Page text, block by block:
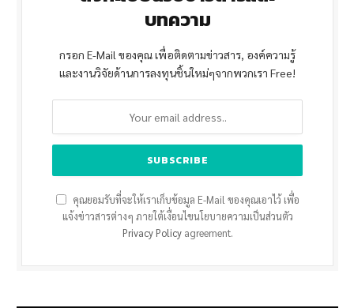
บทความ
กรอก E-Mail ของคุณ เพื่อติดตามข่าวสาร, องค์ความรู้
และงานวิจัยด้านการลงทุนชิ้นใหม่ๆจากพวกเรา Free!
คุณยอมรับที่จะให้เราเก็บข้อมูล E-Mail ของคุณเอาไว้ เพื่อ
แจ้งข่าวสารต่างๆ ภายใต้เงื่อนไขนโยบายความเป็นส่วนตัว
Privacy Policyagreement.